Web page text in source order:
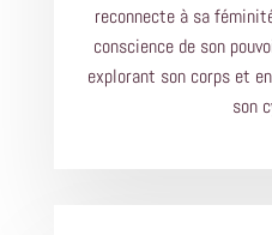
reconnecte à sa
conscience de son
explorant son corps et
son